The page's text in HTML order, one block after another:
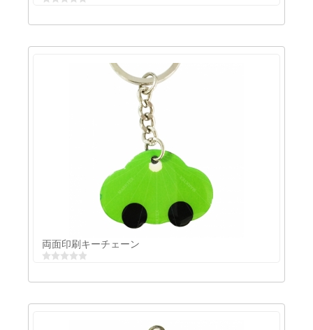
ワンピースキーリング
両面印刷キーチェーン